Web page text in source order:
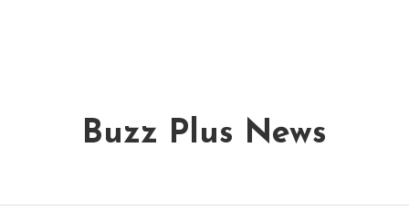
Buzz Plus News